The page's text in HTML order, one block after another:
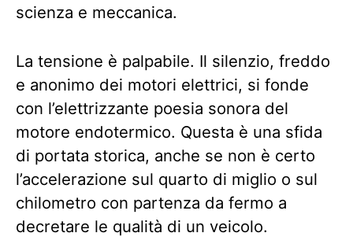
scienza e meccanica.
La tensione è palpabile. Il silenzio, freddo
e anonimo dei motori elettrici, si fonde
con l’elettrizzante poesia sonora del
motore endotermico. Questa è una sfida
di portata storica, anche se non è certo
l’accelerazione sul quarto di miglio o sul
chilometro con partenza da fermo a
decretare le qualità di un veicolo.